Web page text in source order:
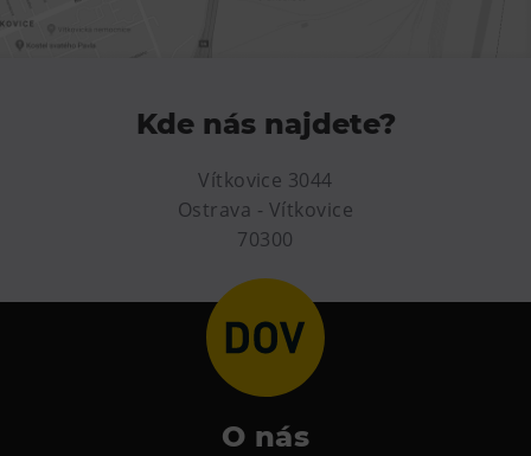
Narozeninové oslavy
Tematické dárkové poukazy
Kroužky pro děti
Kde nás najdete?
Vítkovice 3044
Ostrava - Vítkovice
70300
O nás